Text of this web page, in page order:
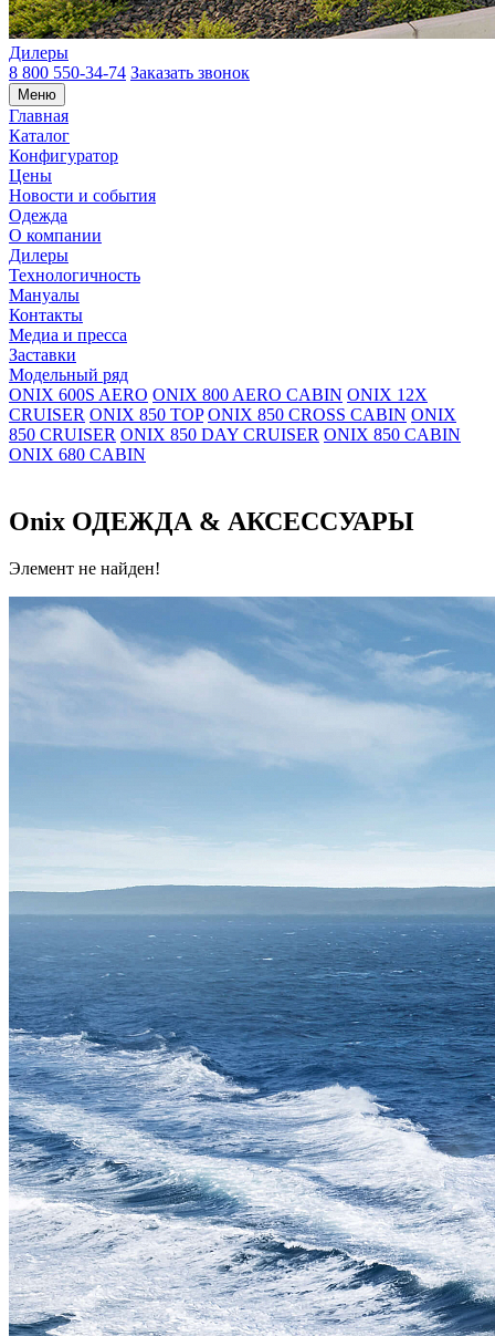
Дилеры
8 800 550-34-74 Заказать звонок
Меню
Главная
Каталог
Конфигуратор
Цены
Новости и события
Одежда
О компании
Дилеры
Технологичность
Мануалы
Контакты
Медиа и пресса
Заставки
Модельный ряд
ONIX 600S AERO ONIX 800 AERO CABIN ONIX 12X
CRUISER ONIX 850 TOP ONIX 850 CROSS CABIN ONIX
850 CRUISER ONIX 850 DAY CRUISER ONIX 850 CABIN
ONIX 680 CABIN
Onix ОДЕЖДА & АКСЕССУАРЫ
Элемент не найден!